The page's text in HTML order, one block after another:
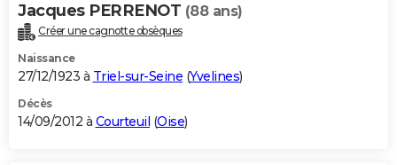
Jacques PERRENOT (88 ans)
Créer une cagnotte obsèques
Naissance
27/12/1923 à Triel-sur-Seine (Yvelines)
Décès
14/09/2012 à Courteuil (Oise)